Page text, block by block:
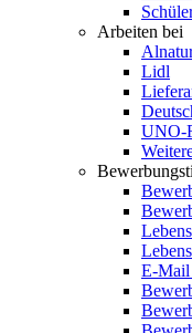
Arbeiten bei
Lidl
UNO-
E-Mail